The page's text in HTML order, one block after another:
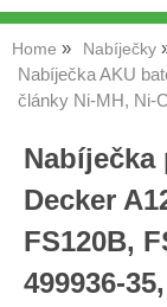
Home Nabíječky
Nabíječka AKU
články Ni-MH, Ni-
Nabíječka
Decker
FS120B,
499936-